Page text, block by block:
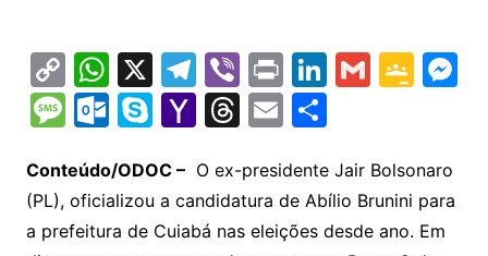
C
o
p
y
Li
n
W
h
at
s
A
p
X T
el
e
gr
a
m
Vi
b
er
Pr
in
t
Li
n
k
e
dI
n
G
l
G
gl
e
Cl
M
M
s
s
O
lo
o
S
y
p
Y
h
o
T
e
a
E
ai
l
S
ar
e
Conteúdo/ODOC –O ex-presidente Jair Bolsonaro
(PL), oficializou a candidatura de Abílio Brunini para
a prefeitura de Cuiabá nas eleições desde ano. Em